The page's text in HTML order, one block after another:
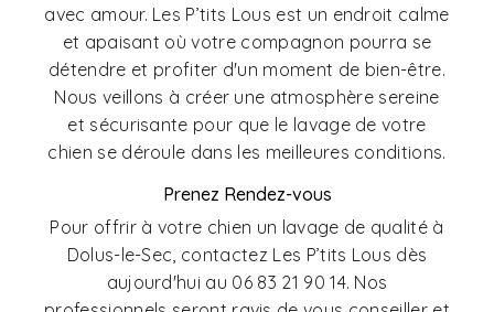
avec amour. Les P’tits Lous est un endroit calme
et apaisant où votre compagnon pourra se
détendre et profiter d'un moment de bien-être.
Nous veillons à créer une atmosphère sereine
et sécurisante pour que le lavage de votre
chien se déroule dans les meilleures conditions.
Prenez Rendez-vous
Pour offrir à votre chien un lavage de qualité à
Dolus-le-Sec, contactez Les P’tits Lous dès
aujourd'hui au 06 83 21 90 14. Nos